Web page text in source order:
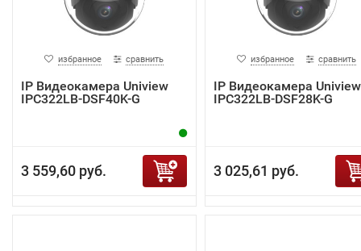
избранное сравнить
IP Видеокамера Uniview
IPC322LB-DSF40K-G
3 559,60 руб.
избранное сравнить
IP Видеокамера Uniview
IPC322LB-DSF28K-G
3 025,61 руб.